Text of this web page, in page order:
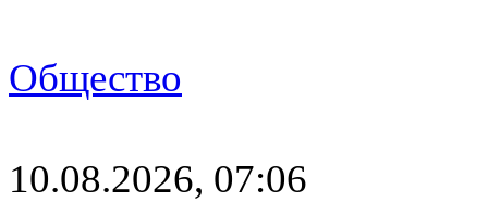
Общество
10.08.2026, 07:06